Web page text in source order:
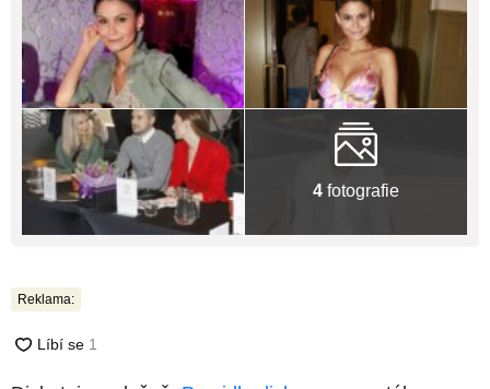
4 fotografie
Reklama: